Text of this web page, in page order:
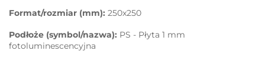
Format/rozmiar (mm): 250x250
Podłoże (symbol/nazwa): PS - Płyta 1 mm
fotoluminescencyjna